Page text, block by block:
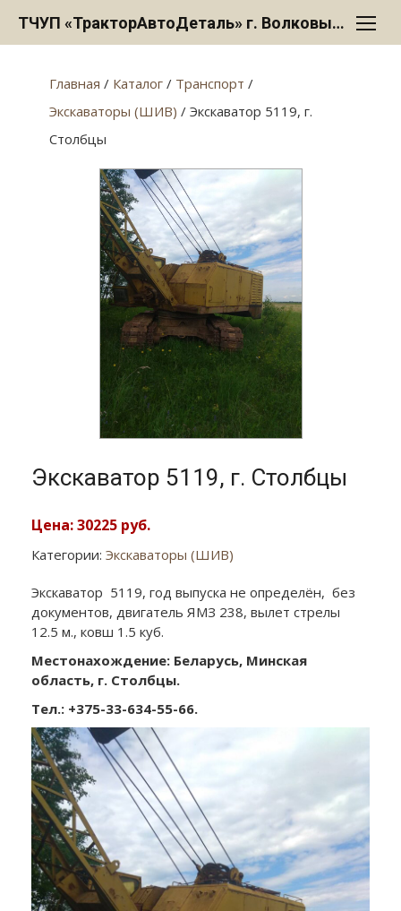
ТЧУП «ТракторАвтоДеталь» г. Волковыск
Главная / Каталог / Транспорт /
Экскаваторы (ШИВ) / Экскаватор 5119, г.
Столбцы
Экскаватор 5119, г. Столбцы
Цена: 30225 руб.
Категории: Экскаваторы (ШИВ)
Экскаватор 5119, год выпуска не определён, без
документов, двигатель ЯМЗ 238, вылет стрелы
12.5 м., ковш 1.5 куб.
Местонахождение: Беларусь, Минская
область, г. Столбцы.
Тел.: +375-33-634-55-66.